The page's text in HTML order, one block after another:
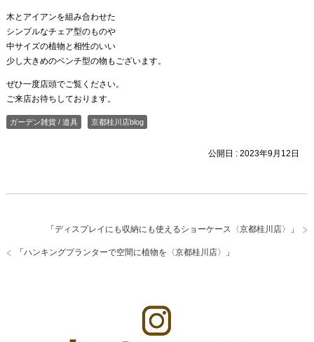
木とアイアンを組み合わせた
シンプルなチェア型のものや
中サイズの植物と相性のいい
少し大きめのベンチ型の物もございます。
ぜひ一度店頭でご覧ください。
ご来店お待ちしております。
ガーデン雑貨 / 道具 京都桂川店blog
公開日 :2023年9月12日
「ディスプレイにも収納にも使えるショーケース〈京都桂川店〉 」
「ハンキングプランターで空間に植物を〈京都桂川店〉 」